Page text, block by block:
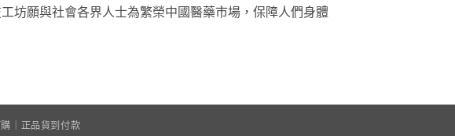
坊願與社會各界人士為繁榮中國醫藥市場，保障人們身體
｜正品貨到付款